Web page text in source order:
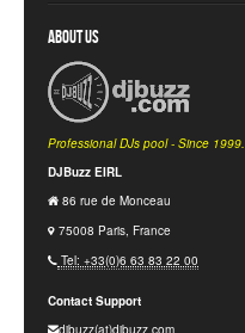
About Us
Professional DJs pool - Since 1999.
DJBuzz EIRL
86 rue de Monceau
75008 Paris, France
Tel: +33(0)6 63 83 22 00
Contact Support
djbuzz(at)djbuzz.com